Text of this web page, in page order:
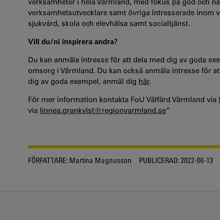
verksamhetsutvecklare samt övriga intresserade inom
sjukvård, skola och elevhälsa samt socialtjänst.
Vill du/ni inspirera andra?
Du kan anmäla intresse för att dela med dig av goda
omsorg i Värmland. Du kan också anmäla intresse för
dig av goda exempel, anmäl dig här.
För mer information kontakta FoU Välfärd Värmland via
via linnea.grankvist@regionvarmland.se”
FÖRFATTARE: Martina Magnusson PUBLICERAD:2022-06-13